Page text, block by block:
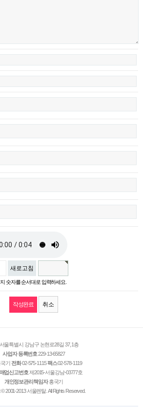
새로고침
숫자를 순서대로 입력하세요.
취소
울특별시 강남구 논현로28길 37, 1층
사업자 등록번호229-13-65827
기 전화02-575-1115팩스02-578-1119
업신고번호제2015-서울강남-03777호
개인정보관리책임자홍국기
© 2001-2013 서울렌탈. All Rights Reserved.